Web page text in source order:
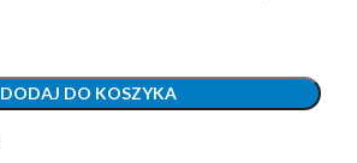
DODAJ DO KOSZYKA